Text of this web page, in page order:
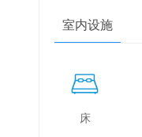
室内设施
床